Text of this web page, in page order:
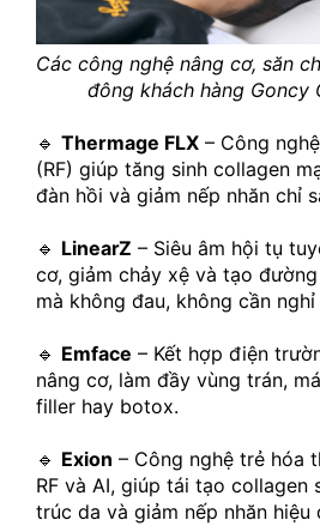
Các công nghệ nâng cơ, săn
đông khách hàng Goncy
🔹 Thermage FLX – Công
(RF) giúp tăng sinh collagen
đàn hồi và giảm nếp nhăn chỉ
🔹 LinearZ – Siêu âm hội tụ
cơ, giảm chảy xệ và tạo
mà không đau, không cần
🔹 Emface – Kết hợp điện
nâng cơ, làm đầy vùng trán,
filler hay botox.
🔹 Exion – Công nghệ trẻ hóa
RF và AI, giúp tái tạo collagen
trúc da và giảm nếp nhăn hiệu